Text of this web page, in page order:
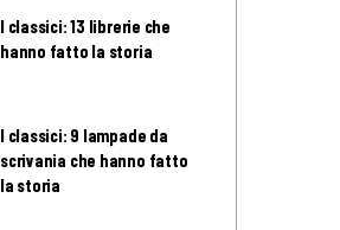
I classici: 13 librerie che
hanno fatto la storia
I classici: 9 lampade da
scrivania che hanno fatto
la storia